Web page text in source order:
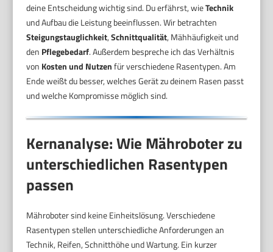
deine Entscheidung wichtig sind. Du erfährst, wieTechnik
und Aufbau die Leistung beeinflussen. Wir betrachten
Steigungstauglichkeit,Schnittqualität, Mähhäufigkeit und
den Pflegebedarf. Außerdem bespreche ich das Verhältnis
von Kosten und Nutzenfür verschiedene Rasentypen. Am
Ende weißt du besser, welches Gerät zu deinem Rasen passt
und welche Kompromisse möglich sind.
Kernanalyse: Wie Mähroboter zu
unterschiedlichen Rasentypen
passen
Mähroboter sind keine Einheitslösung. Verschiedene
Rasentypen stellen unterschiedliche Anforderungen an
Technik, Reifen, Schnitthöhe und Wartung. Ein kurzer